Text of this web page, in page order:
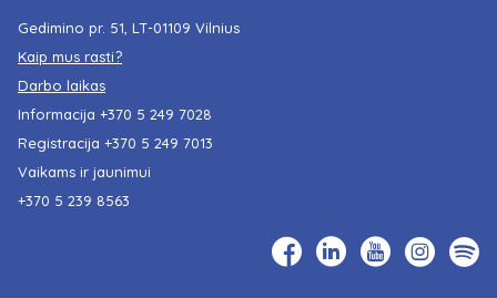
Gedimino pr. 51, LT-01109 Vilnius
Kaip mus rasti?
Darbo laikas
Informacija +370 5 249 7028
Registracija +370 5 249 7013
Vaikams ir jaunimui
+370 5 239 8563